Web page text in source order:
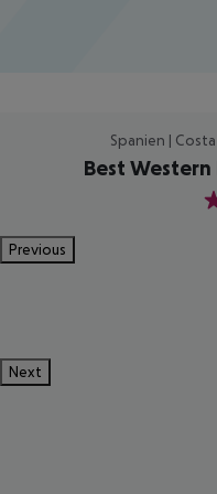
Spanien |
Best
4
Previous
Next